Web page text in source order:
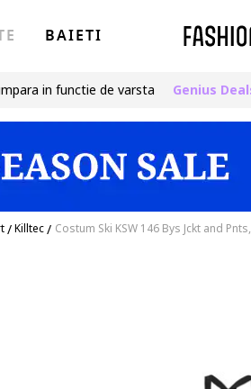
BAIETI
in functie de varsta Genius
/Killtec/ Costum Ski KSW 146 Bys Jckt and